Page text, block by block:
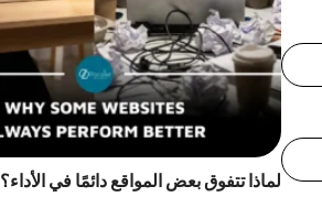
لماذا تتفوق بعض المواقع دائمًا في الأداء؟